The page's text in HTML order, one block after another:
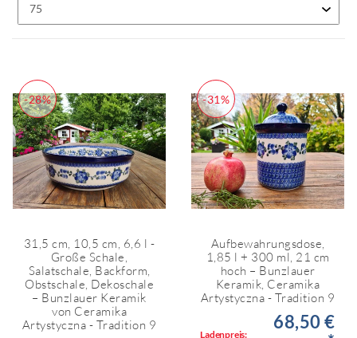
-28%
31,5 cm, 10,5 cm, 6,6 l -
Große Schale,
Salatschale, Backform,
Obstschale, Dekoschale
– Bunzlauer Keramik
von Ceramika
Artystyczna - Tradition 9
-31%
Aufbewahrungsdose,
1,85 l + 300 ml, 21 cm
hoch – Bunzlauer
Keramik, Ceramika
Artystyczna - Tradition 9
Ladenpreis:
68,50 €